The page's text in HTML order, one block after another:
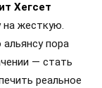
Хегсет
на жесткую.
пора
— стать
реальное